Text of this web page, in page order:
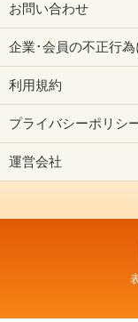
お問い合わせ
企業･会員の不正行
利用規約
プライバシーポリシ
運営会社